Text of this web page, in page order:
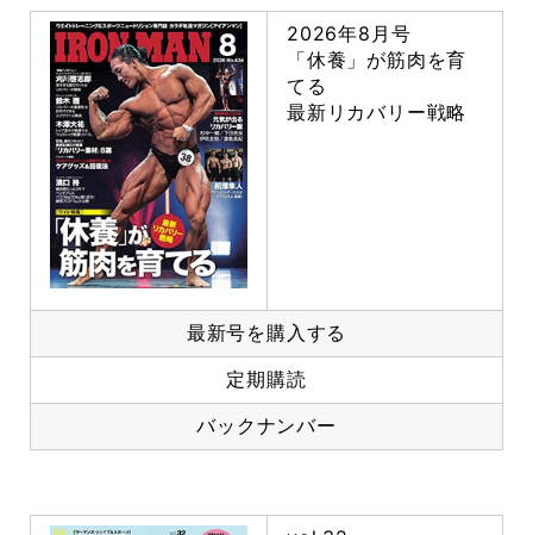
2026年8月号
「休養」が筋肉を育
てる
最新リカバリー戦略
最新号を購入する
定期購読
バックナンバー